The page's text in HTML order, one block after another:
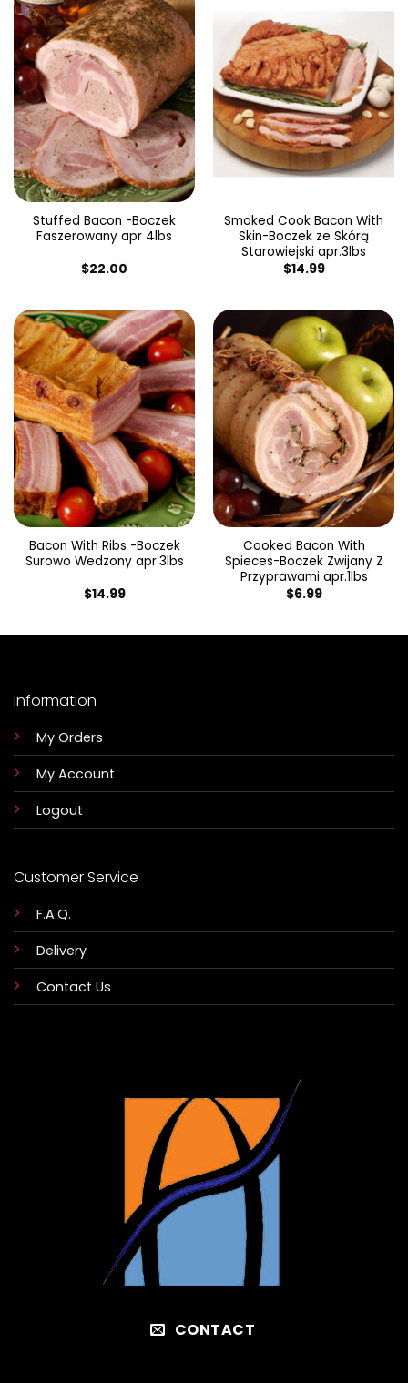
Stuffed Bacon -Boczek
Faszerowany apr 4lbs
$22.00
Smoked Cook Bacon With
Skin-Boczek ze Skórą
Starowiejski apr.3lbs
$14.99
Bacon With Ribs -Boczek
Surowo Wedzony apr.3lbs
$14.99
Cooked Bacon With
Spieces-Boczek Zwijany Z
Przyprawami apr.1lbs
$6.99
Information
My Orders
My Account
Logout
Customer Service
F.A.Q.
Delivery
Contact Us
CONTACT